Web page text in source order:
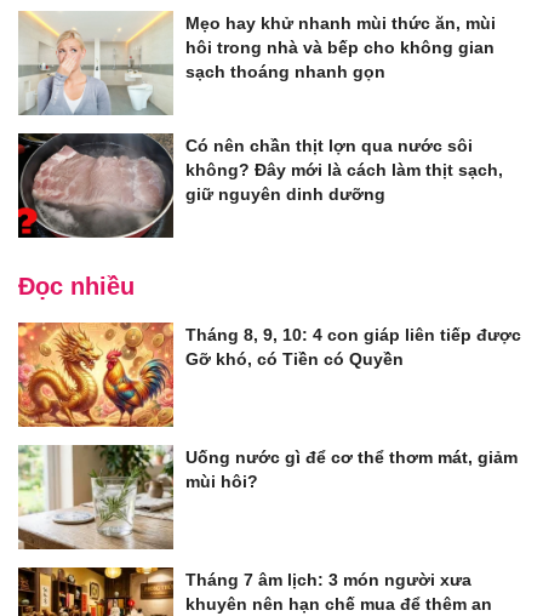
Mẹo hay khử nhanh mùi thức ăn, mùi
hôi trong nhà và bếp cho không gian
sạch thoáng nhanh gọn
Có nên chần thịt lợn qua nước sôi
không? Đây mới là cách làm thịt sạch,
giữ nguyên dinh dưỡng
Đọc nhiều
Tháng 8, 9, 10: 4 con giáp liên tiếp được
Gỡ khó, có Tiền có Quyền
Uống nước gì để cơ thể thơm mát, giảm
mùi hôi?
Tháng 7 âm lịch: 3 món người xưa
khuyên nên hạn chế mua để thêm an